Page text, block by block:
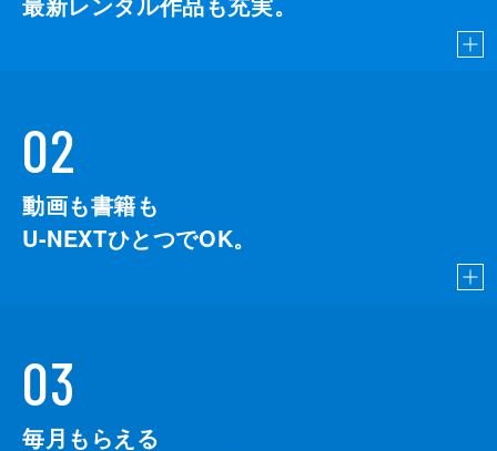
02
動画も書籍も
U-NEXTひとつでOK。
03
毎月もらえる